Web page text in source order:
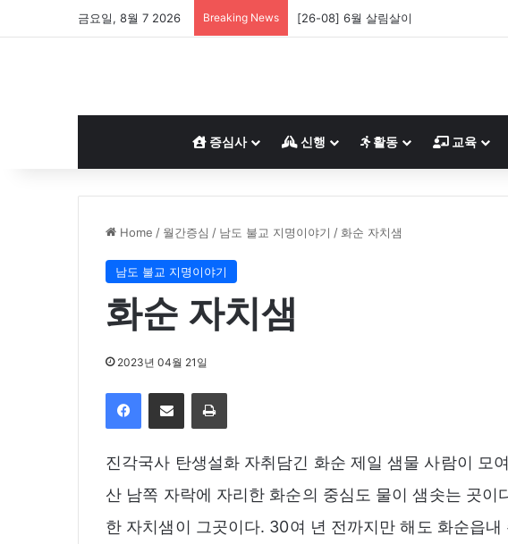
금요일, 8월 7 2026 Breaking News [26-08] 6월 살림살이
증심사 신행 활동 교육
Home / 월간증심 / 남도 불교 지명이야기 / 화순 자치샘
남도 불교 지명이야기
화순 자치샘
2023년 04월 21일
FacebookShare via Email Print
진각국사 탄생설화 자취담긴 화순 제일 샘물 사람이 모
산 남쪽 자락에 자리한 화순의 중심도 물이 샘솟는 곳이
한 자치샘이 그곳이다. 30여 년 전까지만 해도 화순읍